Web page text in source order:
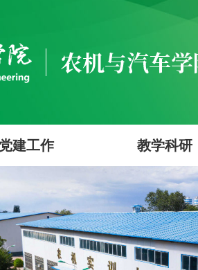
党建工作 教学科研